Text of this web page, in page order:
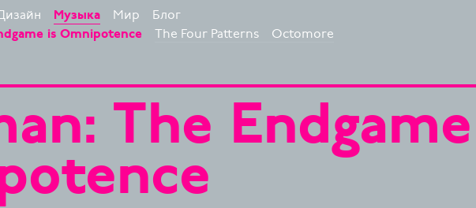
Музыка Мир Блог
is Omnipotence The Four Patterns Octomore
The Endgame